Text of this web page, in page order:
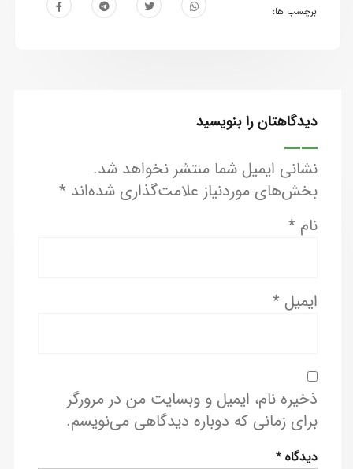
برچسب ها:
دیدگاهتان را بنویسید
نشانی ایمیل شما منتشر نخواهد شد.
بخش‌های موردنیاز علامت‌گذاری شده‌اند *
نام *
ایمیل *
ذخیره نام، ایمیل و وبسایت من در مرورگر
برای زمانی که دوباره دیدگاهی می‌نویسم.
دیدگاه*